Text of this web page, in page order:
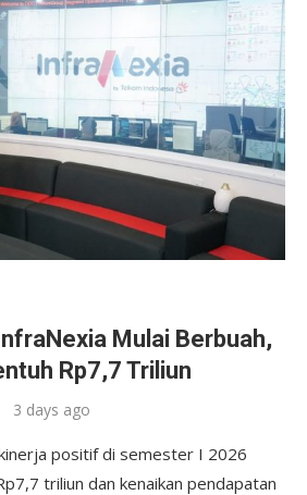
Mulai Berbuah,
Rp7,7 Triliun
3 days ago
positif di semester I 2026
triliun dan kenaikan pendapatan